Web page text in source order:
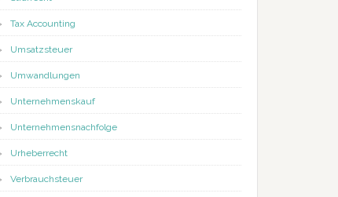
Tax Accounting
Umsatzsteuer
Umwandlungen
Unternehmenskauf
Unternehmensnachfolge
Urheberrecht
Verbrauchsteuer